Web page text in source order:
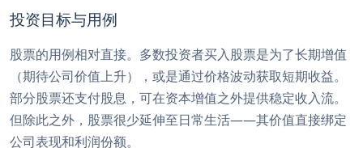
投资目标与用例
股票的用例相对直接。多数投资者买入股票是为了长期增值
（期待公司价值上升），或是通过价格波动获取短期收益。
部分股票还支付股息，可在资本增值之外提供稳定收入流。
但除此之外，股票很少延伸至日常生活——其价值直接绑定
公司表现和利润份额。